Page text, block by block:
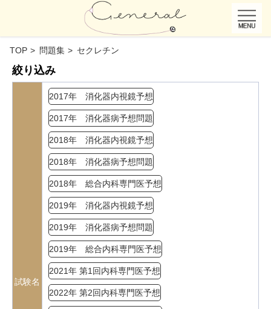
TOP 問題集 セクレチン
絞り込み
試験名
2017年 消化器内視鏡予想
2017年 消化器病予想問題
2018年 消化器内視鏡予想
2018年 消化器病予想問題
2018年 総合内科専門医予想
2019年 消化器内視鏡予想
2019年 消化器病予想問題
2019年 総合内科専門医予想
2021年 第1回内科専門医予想
2022年 第2回内科専門医予想